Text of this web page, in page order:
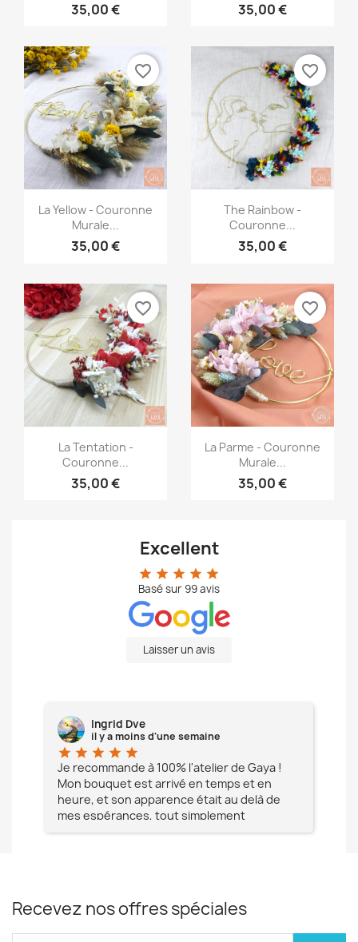
35,00 € 35,00 €
Aperçu rapide
La Yellow - Couronne
Murale...
35,00 €
favorite_border
Aperçu rapide
The Rainbow -
Couronne...
35,00 €
favorite_border
Aperçu rapide
La Tentation -
Couronne...
35,00 €
favorite_border
Aperçu rapide
La Parme - Couronne
Murale...
35,00 €
favorite_border
Excellent
star star star star star
Basé sur 99avis
Laisser un avis
Ingrid Dve
il y a moins d'une semaine
star star star star star
Je recommande à 100% l'atelier de Gaya !
Mon bouquet est arrivé en temps et en
heure, et son apparence était au delà de
mes espérances, tout simplement
Recevez nos offres spéciales